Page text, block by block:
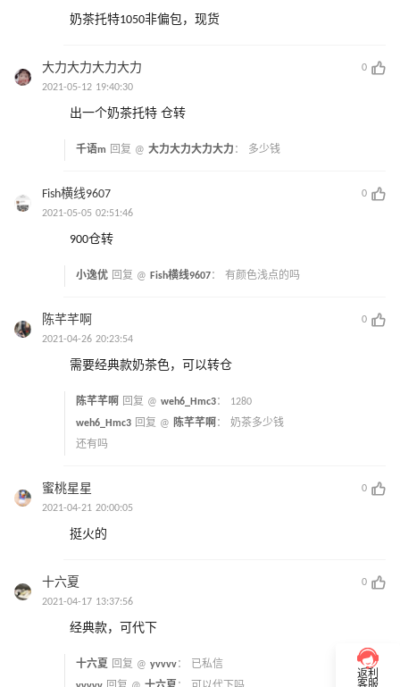
奶茶托特1050非偏包，现货
大力大力大力大力
0
2021-05-12 19:40:30
出一个奶茶托特 仓转
千语m 回复 @ 大力大力大力大力 ： 多少钱
Fish横线9607
0
2021-05-05 02:51:46
900仓转
小逸优 回复 @ Fish横线9607： 有颜色浅点的吗
陈芊芊啊
0
2021-04-26 20:23:54
需要经典款奶茶色，可以转仓
陈芊芊啊 回复 @ weh6_Hmc3： 1280
weh6_Hmc3 回复 @ 陈芊芊啊 ： 奶茶多少钱
还有吗
蜜桃星星
0
2021-04-21 20:00:05
挺火的
十六夏
0
2021-04-17 13:37:56
经典款，可代下
十六夏 回复 @ yvvvv：
已私信
返利